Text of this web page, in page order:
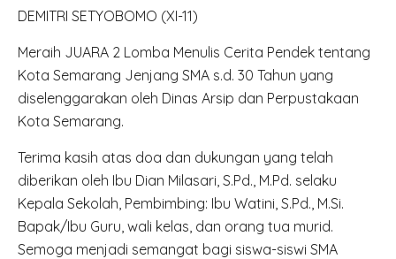
DEMITRI SETYOBOMO (XI-11)
Meraih JUARA 2 Lomba Menulis Cerita Pendek tentang
Kota Semarang Jenjang SMA s.d. 30 Tahun yang
diselenggarakan oleh Dinas Arsip dan Perpustakaan
Kota Semarang.
Terima kasih atas doa dan dukungan yang telah
diberikan oleh Ibu Dian Milasari, S.Pd., M.Pd. selaku
Kepala Sekolah, Pembimbing: Ibu Watini, S.Pd., M.Si.
Bapak/Ibu Guru, wali kelas, dan orang tua murid.
Semoga menjadi semangat bagi siswa-siswi SMA